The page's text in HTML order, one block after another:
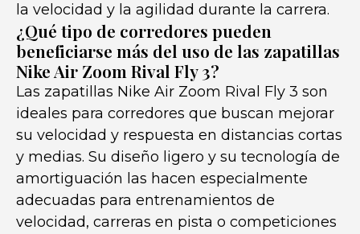
la velocidad y la agilidad durante la carrera.
¿Qué tipo de corredores pueden
beneficiarse más del uso de las zapatillas
Nike Air Zoom Rival Fly 3?
Las zapatillas Nike Air Zoom Rival Fly 3 son
ideales para corredores que buscan mejorar
su velocidad y respuesta en distancias cortas
y medias. Su diseño ligero y su tecnología de
amortiguación las hacen especialmente
adecuadas para entrenamientos de
velocidad, carreras en pista o competiciones